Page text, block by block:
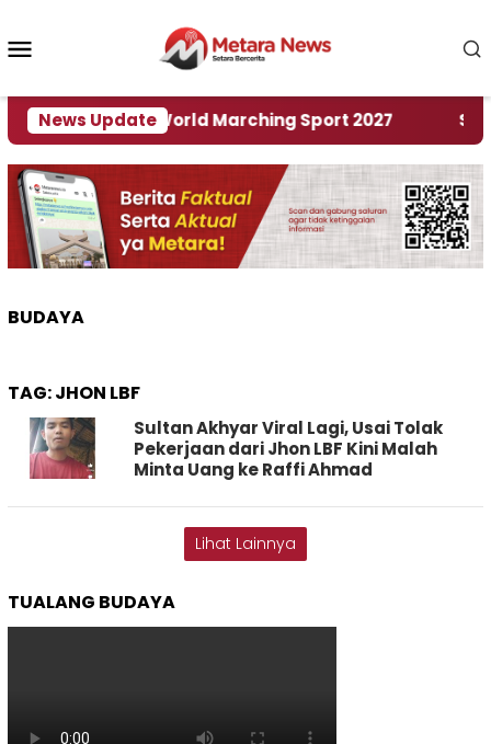
konten
News Update
Rumah World Marching Sport 2027 ‎Soal
BUDAYA
TAG:JHON LBF
Sultan Akhyar Viral Lagi, Usai Tolak
Pekerjaan dari Jhon LBF Kini Malah
Minta Uang ke Raffi Ahmad
Lihat Lainnya
TUALANG BUDAYA